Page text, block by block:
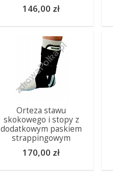
146,00 zł
Orteza stawu
skokowego i stopy z
dodatkowym paskiem
strappingowym
170,00 zł